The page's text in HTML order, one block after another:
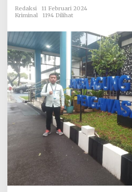
t
e
r
a
e
l
a
t
a
n
K
u
Redaksi
11 Februari 2024
Kriminal
1194 Dilihat